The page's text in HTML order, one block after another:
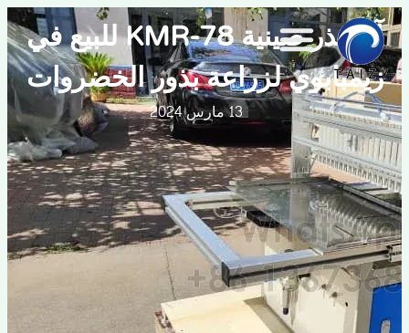
آلة بذر صينية KMR-78 للبيع في
لزراعة بذور الخضروات
13 مارس 2024